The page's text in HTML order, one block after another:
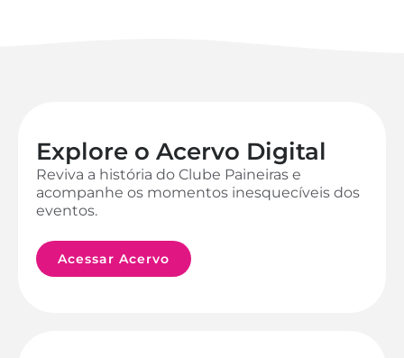
Explore o Acervo Digital
Reviva a história do Clube Paineiras e
acompanhe os momentos inesquecíveis dos
eventos.
Acessar Acervo